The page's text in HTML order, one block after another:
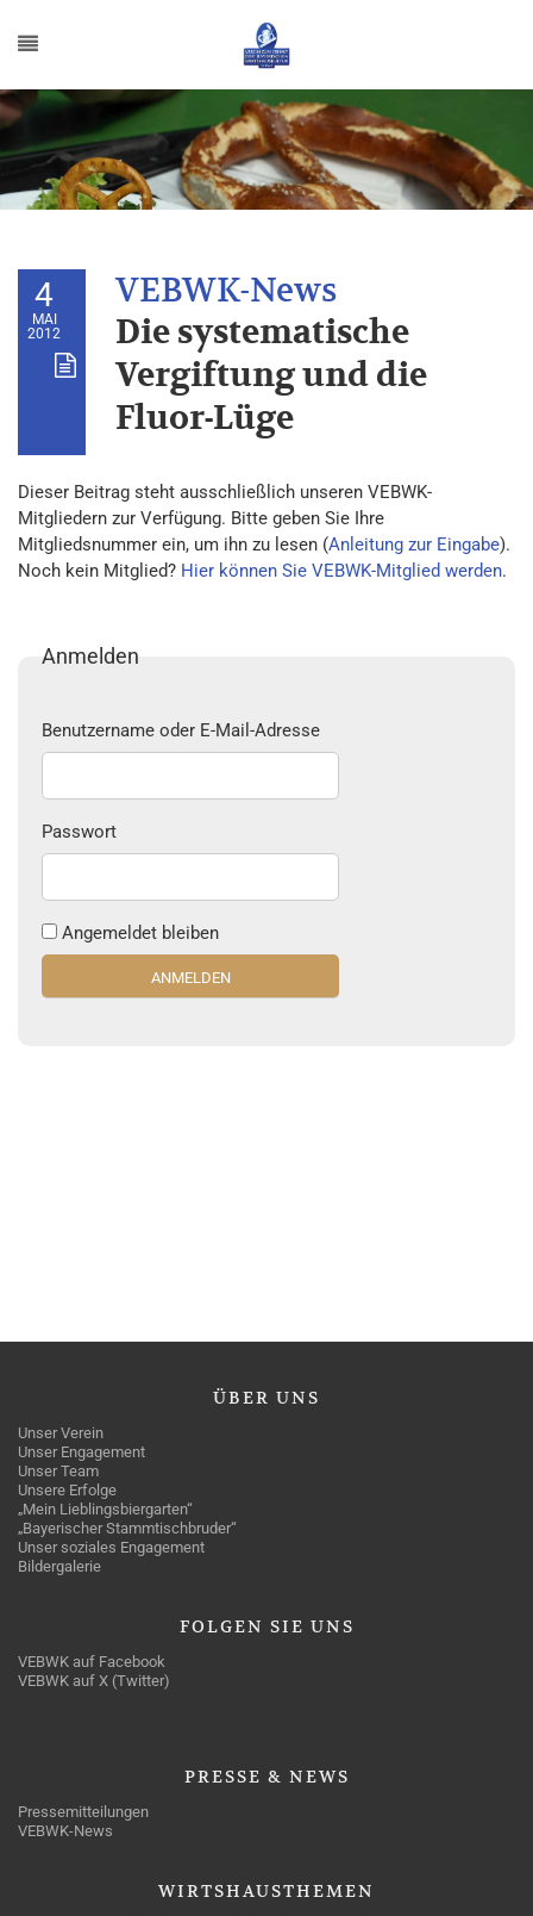
4
MAI
2012
Die systematische
Vergiftung und die
Fluor-Lüge
Dieser Beitrag steht ausschließlich unseren VEBWK-
Mitgliedern zur Verfügung. Bitte geben Sie Ihre
Mitgliedsnummer ein, um ihn zu lesen (Anleitung zur Eingabe).
Noch kein Mitglied? Hier können Sie VEBWK-Mitglied werden.
Anmelden
Benutzername oder E-Mail-Adresse
Passwort
Angemeldet bleiben
ÜBER UNS
Unser Verein
Unser Engagement
Unser Team
Unsere Erfolge
„Mein Lieblingsbiergarten“
„Bayerischer Stammtischbruder“
Unser soziales Engagement
Bildergalerie
FOLGEN SIE UNS
VEBWK auf Facebook
VEBWK auf X (Twitter)
PRESSE & NEWS
Pressemitteilungen
VEBWK-News
WIRTSHAUSTHEMEN